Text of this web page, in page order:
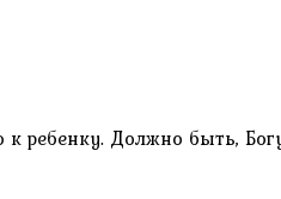
к ребенку. Должно быть,